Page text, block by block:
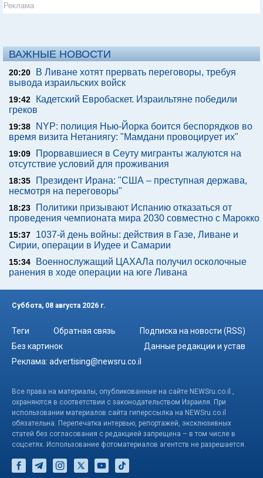
Реклама
ВАЖНЫЕ НОВОСТИ
20:20
В Ливане хотят прервать переговоры, требуя
вывода израильских войск
19:42
Кадетский Евробаскет. Израильтяне победили
греков
19:38
NYP: полиция Нью-Йорка боится беспорядков во
время визита Нетаниягу: "Мамдани провоцирует их"
19:09
Прорвавшиеся в Сеуту мигранты жалуются на
отсутствие условий для проживания
18:35
Президент Ирана: "США – преступная держава,
несмотря на переговоры"
18:23
Политики призывают Испанию отказаться от
проведения чемпионата мира 2030 совместно с Марокко
15:37
1037-й день войны: действия в Газе, Ливане и
Сирии, операции в Иудее и Самарии
15:34
Военнослужащий ЦАХАЛа получил осколочные
ранения в ходе операции на юге Ливана
Суббота, 08 августа 2026 г.
Теги Обратная связь
Подписка на новости (RSS)
Без картинок
Данные редакции и устав
Реклама: advertising@newsru.co.il
Все права на материалы, опубликованные на сайте NEWSru.co.il ,
охраняются в соответствии с законодательством Израиля. При
использовании материалов сайта гиперссылка на NEWSru.co.il
обязательна. Перепечатка интервью, репортажей, эксклюзивных
статей без согласования с редакцией запрещена – в том числе в
соцсетях. Использование фотоматериалов агентств не разрешается.